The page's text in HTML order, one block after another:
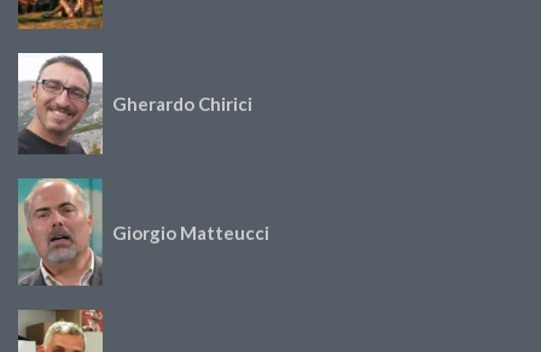
Gherardo Chirici
Giorgio Matteucci